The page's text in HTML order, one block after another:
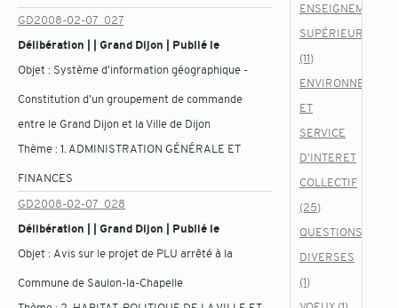
GD2008-02-07_027
Délibération | | Grand Dijon | Publié le
Objet : Système d'information géographique -
Constitution d'un groupement de commande
entre le Grand Dijon et la Ville de Dijon
Thème :1. ADMINISTRATION GÉNÉRALE ET
FINANCES
GD2008-02-07_028
Délibération | | Grand Dijon | Publié le
Objet : Avis sur le projet de PLU arrêté à la
Commune de Saulon-la-Chapelle
ENSEIGNEMENT
SUPÉRIEUR
(11)
ENVIRONNEMENT
ET
SERVICE
D'INTERET
COLLECTIF
(25)
QUESTIONS
DIVERSES
(1)